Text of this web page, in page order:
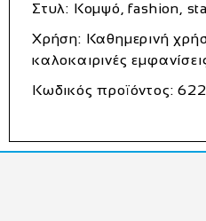
Στυλ: Κομψό, fashion,
Χρήση: Καθημερινή
καλοκαιρινές
Κωδικός προϊόντος: